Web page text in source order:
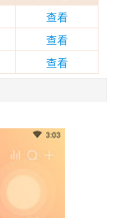
查看
查看
查看